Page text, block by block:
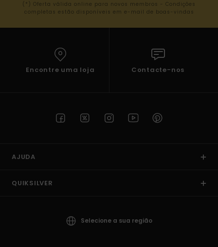
(*) Oferta válida online para novos membros - Condições
completas estão disponíveis em e-mail de boas-vindas
Encontre uma loja Contacte-nos
AJUDA
QUIKSILVER
Selecione a sua região